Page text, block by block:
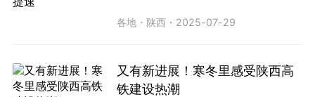
各地 ・ 陕西 ・ 2025-07-29
又有新进展！寒冬里感受陕西高
铁建设热潮